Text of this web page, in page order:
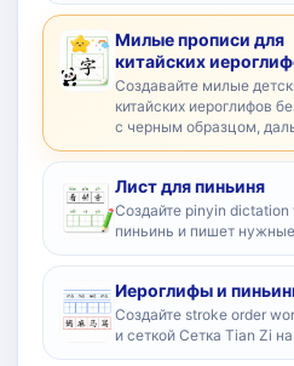
Милые прописи для
китайских
Создавайте милые
китайских иероглифов
с черным образцом,
Лист для пиньиня
Создайте pinyin dictation
пиньинь и пишет
Иероглифы и
Создайте stroke order
и сеткой Сетка Tian Zi